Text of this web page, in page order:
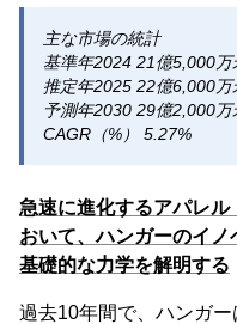
主な市場の統計
基準年2024 21億5,000万
推定年2025 22億6,000万
予測年2030 29億2,000万
CAGR（%） 5.27%
急速に進化するアパレ
おいて、ハンガーのイ
基礎的な力学を解明する
過去10年間で、ハンガ